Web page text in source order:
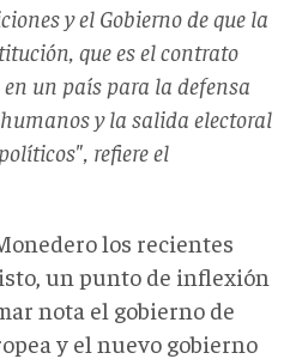
y el Gobierno de que la
que es el contrato
en un país para la defensa
y la salida electoral
refiere el
los recientes
un punto de inflexión
nota el gobierno de
y el nuevo gobierno